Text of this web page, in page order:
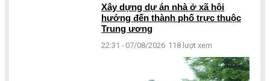
Xây dựng dự án nhà ở xã hội
hướng đến thành phố trực thuộc
Trung ương
22:31 - 07/08/2026 118 lượt xem